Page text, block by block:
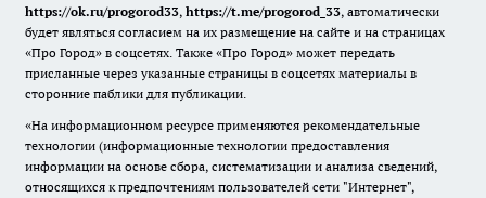
https://ok.ru/progorod33, https://t.me/progorod_33, автоматически
будет являться согласием на их размещение на сайте и на страницах
«Про Город» в соцсетях. Также «Про Город» может передать
присланные через указанные страницы в соцсетях материалы в
сторонние паблики для публикации.
«На информационном ресурсе применяются рекомендательные
технологии (информационные технологии предоставления
информации на основе сбора, систематизации и анализа сведений,
относящихся к предпочтениям пользователей сети "Интернет",